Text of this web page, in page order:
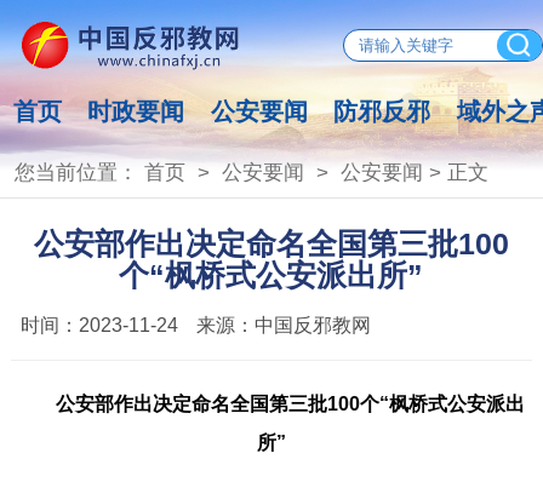
首页 时政要闻 公安要闻 防邪反邪 域外之
您当前位置： 首页> 公安要闻 > 公安要闻 > 正文
公安部作出决定命名全国第三批100
个“枫桥式公安派出所”
时间： 2023-11-24 来源： 中国反邪教网
公安部作出决定命名全国第三批100个“枫桥式公安派出
所”